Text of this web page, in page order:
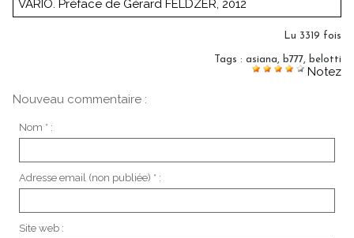
VARIO. Préface de Gérard FELDZER, 2012
Lu 3319 fois
Tags : asiana, b777, belotti
Notez
Nouveau commentaire :
Nom * :
Adresse email (non publiée) * :
Site web :